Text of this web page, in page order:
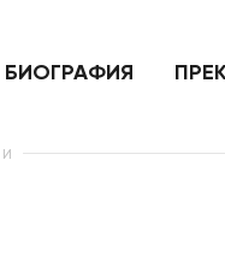
себе
БИОГРАФИЯ